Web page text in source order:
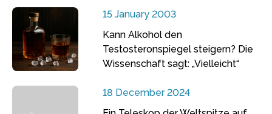
15 January 2003
Kann Alkohol den
Testosteronspiegel steigern? Die
Wissenschaft sagt: „Vielleicht“
18 December 2024